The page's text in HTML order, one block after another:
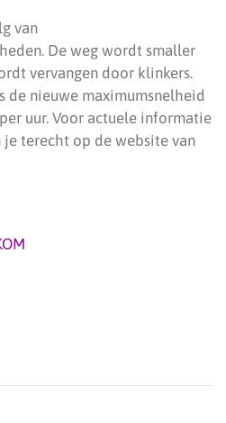
van
De weg wordt smaller
vervangen door klinkers.
de nieuwe maximumsnelheid
uur. Voor actuele informatie
terecht op de website van